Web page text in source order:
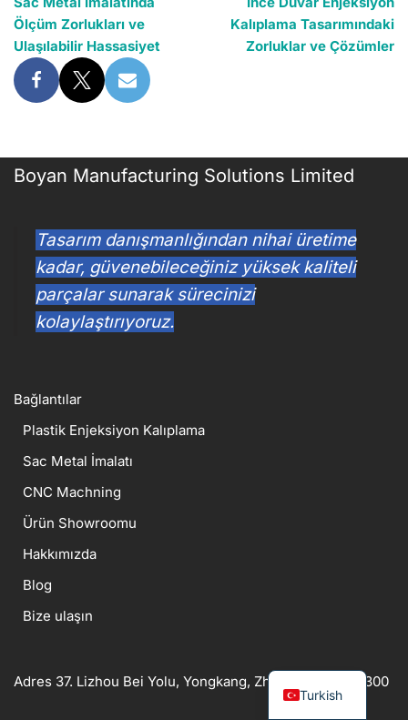
Ölçüm Zorlukları ve
Ulaşılabilir Hassasiyet
Kalıplama Tasarımındaki
Zorluklar ve Çözümler
Boyan Manufacturing Solutions Limited
Tasarım danışmanlığından nihai üretime
kadar, güvenebileceğiniz yüksek kaliteli
parçalar sunarak sürecinizi
kolaylaştırıyoruz.
Bağlantılar
Plastik Enjeksiyon Kalıplama
Sac Metal İmalatı
CNC Machning
Ürün Showroomu
Hakkımızda
Blog
Bize ulaşın
Adres 37. Lizhou Bei Yolu, Yongkang, Zhejiang, Çin 321300
Turkish